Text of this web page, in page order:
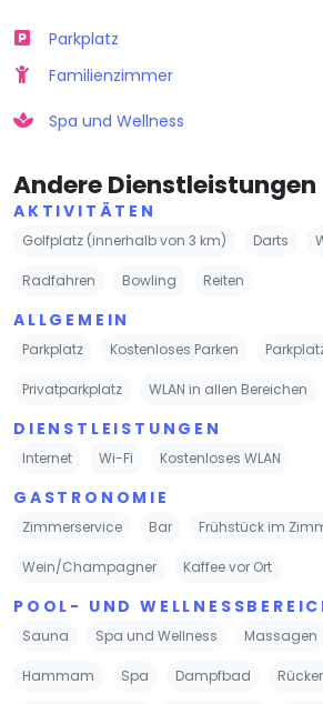
Parkplatz
Familienzimmer
Spa und Wellness
Andere Dienstleistungen
AKTIVITÄTEN
Golfplatz (innerhalb von 3 km) Darts
Radfahren Bowling Reiten
ALLGEMEIN
Parkplatz Kostenloses Parken
Privatparkplatz WLAN in allen Bereichen
DIENSTLEISTUNGEN
Internet Wi-Fi Kostenloses WLAN
GASTRONOMIE
Zimmerservice Bar Frühstück im
Wein/Champagner Kaffee vor Ort
POOL- UND
Sauna Spa und Wellness Massagen
Hammam Spa Dampfbad